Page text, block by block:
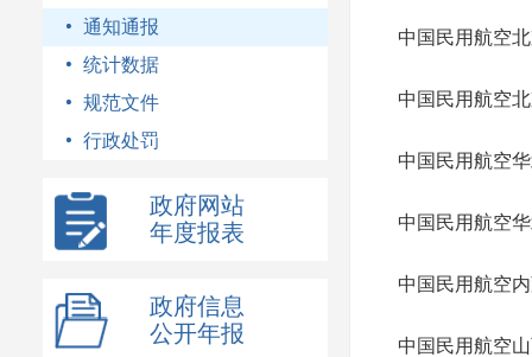
通知通报
统计数据
规范文件
行政处罚
政府网站
年度报表
政府信息
公开年报
中国民用航空
中国民用航空
中国民用航空
中国民用航空
中国民用航空
中国民用航空